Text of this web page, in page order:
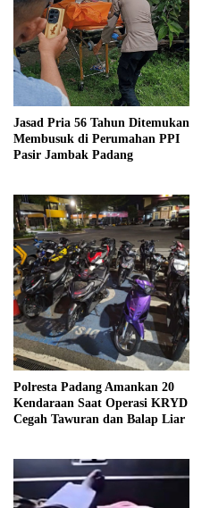
Jasad Pria 56 Tahun Ditemukan
Membusuk di Perumahan PPI
Pasir Jambak Padang
Polresta Padang Amankan 20
Kendaraan Saat Operasi KRYD
Cegah Tawuran dan Balap Liar